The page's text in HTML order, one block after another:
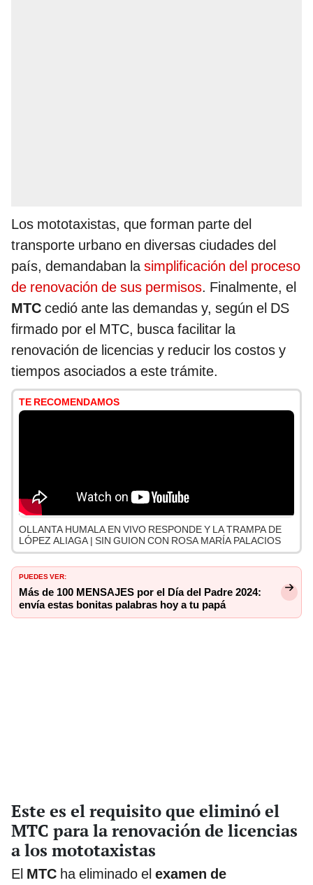
Los mototaxistas, que forman parte del
transporte urbano en diversas ciudades del
país, demandaban lasimplificación del proceso
de renovación de sus permisos. Finalmente, el
MTC cedió ante las demandas y, según el DS
firmado por el MTC, busca facilitar la
renovación de licencias y reducir los costos y
tiempos asociados a este trámite.
TE RECOMENDAMOS
OLLANTA HUMALA EN VIVO RESPONDE Y LA TRAMPA DE
LÓPEZ ALIAGA | SIN GUION CON ROSA MARÍA PALACIOS
PUEDES VER:
Más de 100 MENSAJES por el Día del Padre 2024:
envía estas bonitas palabras hoy a tu papá
Este es el requisito que eliminó el
MTC para la renovación de licencias
a los mototaxistas
El MTC ha eliminado el examen de